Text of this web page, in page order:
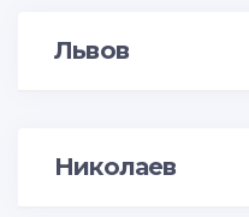
Львов
Николаев